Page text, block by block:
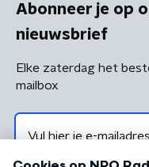
Abonneer je op
nieuwsbrief
Elke zaterdag het
mailbox